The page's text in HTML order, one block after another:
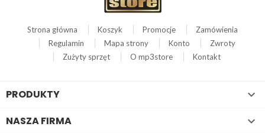
Strona główna Koszyk Promocje
Zamówienia
Regulamin
Mapa strony Konto
Zwroty
Zużyty sprzęt
O mp3store Kontakt
PRODUKTY 
NASZA FIRMA 